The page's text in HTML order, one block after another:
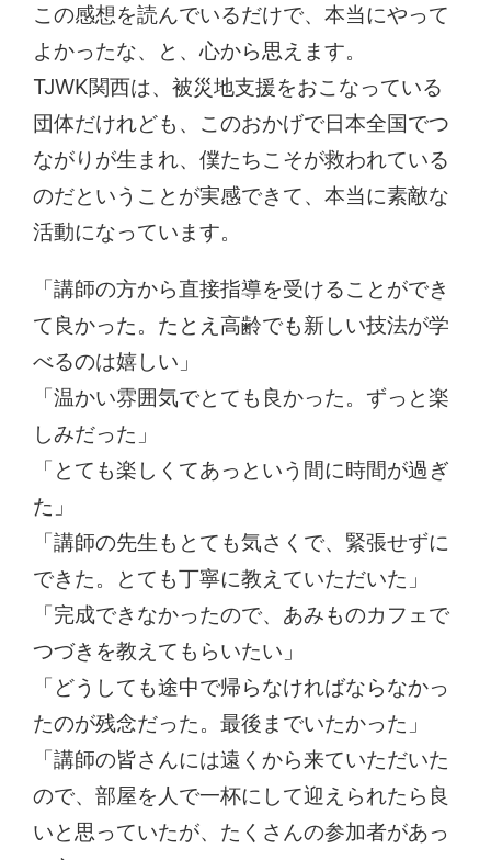
この感想を読んでいるだけで、本当にやって
よかったな、と、心から思えます。
TJWK関西は、被災地支援をおこなっている
団体だけれども、このおかげで日本全国でつ
ながりが生まれ、僕たちこそが救われている
のだということが実感できて、本当に素敵な
活動になっています。
「講師の方から直接指導を受けることができ
て良かった。たとえ高齢でも新しい技法が学
べるのは嬉しい」
「温かい雰囲気でとても良かった。ずっと楽
しみだった」
「とても楽しくてあっという間に時間が過ぎ
た」
「講師の先生もとても気さくで、緊張せずに
できた。とても丁寧に教えていただいた」
「完成できなかったので、あみものカフェで
つづきを教えてもらいたい」
「どうしても途中で帰らなければならなかっ
たのが残念だった。最後までいたかった」
「講師の皆さんには遠くから来ていただいた
ので、部屋を人で一杯にして迎えられたら良
いと思っていたが、たくさんの参加者があっ